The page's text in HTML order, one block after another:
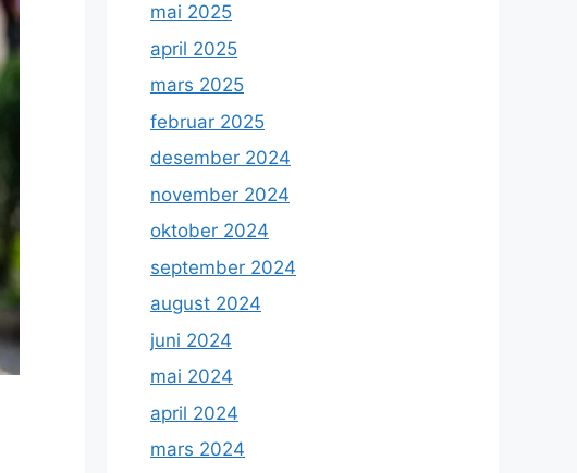
mai 2025
april 2025
mars 2025
februar 2025
desember 2024
november 2024
oktober 2024
september 2024
august 2024
juni 2024
mai 2024
april 2024
mars 2024